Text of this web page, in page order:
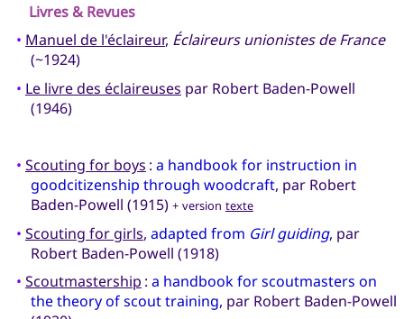
Livres & Revues
• Manuel de l'éclaireur, Éclaireurs unionistes de France
(~1924)
• Le livre des éclaireuses par Robert Baden-Powell
(1946)
• Scouting for boys : a handbook for instruction in
goodcitizenship through woodcraft, par Robert
Baden-Powell (1915) + version texte
• Scouting for girls, adapted from Girl guiding, par
Robert Baden-Powell (1918)
• Scoutmastership : a handbook for scoutmasters on
the theory of scout training, par Robert Baden-Powell